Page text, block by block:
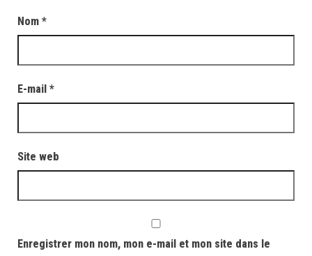
Nom *
E-mail *
Site web
Enregistrer mon nom, mon e-mail et mon site dans le